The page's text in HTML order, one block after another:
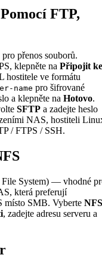
FTP,
přenos souborů.
klepněte na Připojit ke
hostitele ve formátu
name pro šifrované
a klepněte na Hotovo.
SFTP a zadejte heslo
NAS, hostiteli
/ FTPS / SSH.
System) — vhodné
která preferují
místo SMB. Vyberte NFS
, zadejte adresu serveru a